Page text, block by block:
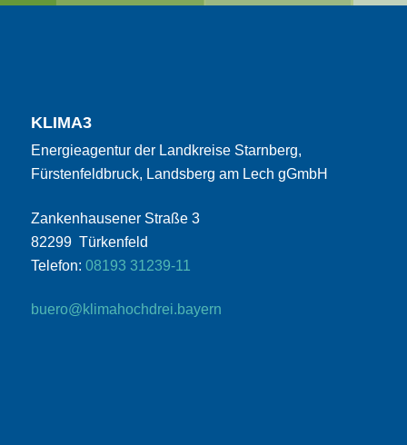
KLIMA3
Energieagentur der Landkreise Starnberg,
Fürstenfeldbruck, Landsberg am Lech gGmbH
Zankenhausener Straße 3
82299 Türkenfeld
Telefon: 08193 31239-11
buero@klimahochdrei.bayern